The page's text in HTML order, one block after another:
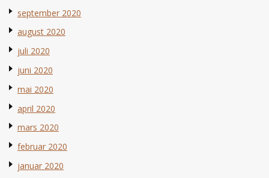
september 2020
august 2020
juli 2020
juni 2020
mai 2020
april 2020
mars 2020
februar 2020
januar 2020